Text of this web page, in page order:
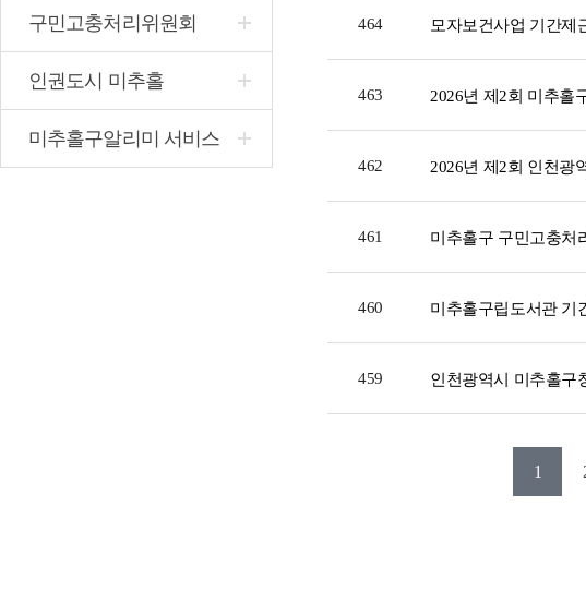
구민고충처리위원회
인권도시 미추홀
미추홀구알리미 서비스
464 모자보건사업 기간제
463
462
461
460 미추홀구립도서관 기
459
1